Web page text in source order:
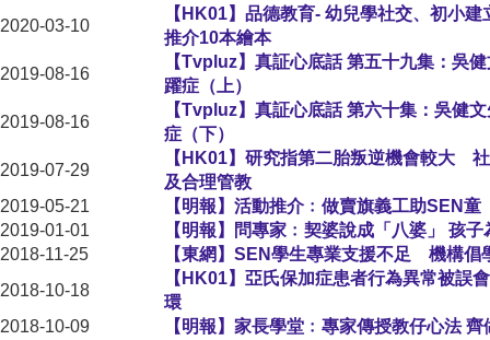
2020-03-10
【HK01】品德教育- 幼兒學社交、初小
推介10本繪本
2019-08-16
【Tvpluz】真証心底話 第五十九集：吳
躍症（上）
2019-08-16
【Tvpluz】真証心底話 第六十集：吳健
症（下）
2019-07-29
【HK01】研究指第二胎叛逆機會較大
及合理管教
2019-05-21
【明報】活動推介﹕做賣旗義工助SEN童
2019-01-01
【明報】問專家﹕契婆說成「八婆」 孩
2018-11-25
【東網】SEN學生專業支援不足 機構倡
2018-10-18
【HK01】亞氏保加症患者行為異常被誤
環
2018-10-09
【明報】家長學堂﹕專家傳授教仔心法